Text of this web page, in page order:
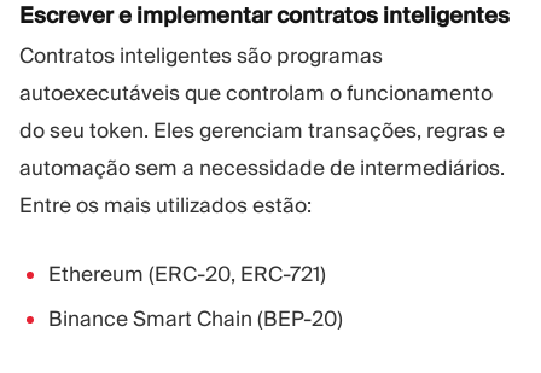
Escrever e implementar contratos inteligentes
Contratos inteligentes são programas
autoexecutáveis que controlam o funcionamento
do seu token. Eles gerenciam transações, regras e
automação sem a necessidade de intermediários.
Entre os mais utilizados estão:
Ethereum (ERC-20, ERC-721)
Binance Smart Chain (BEP-20)